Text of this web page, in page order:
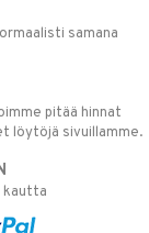
samana
pitää hinnat
löytöjä sivuillamme.
kautta